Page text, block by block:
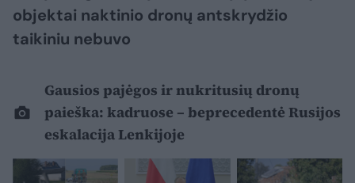
objektai naktinio dronų antskrydžio
taikiniu nebuvo
Gausios pajėgos ir nukritusių dronų
paieška: kadruose – beprecedentė Rusijos
eskalacija Lenkijoje